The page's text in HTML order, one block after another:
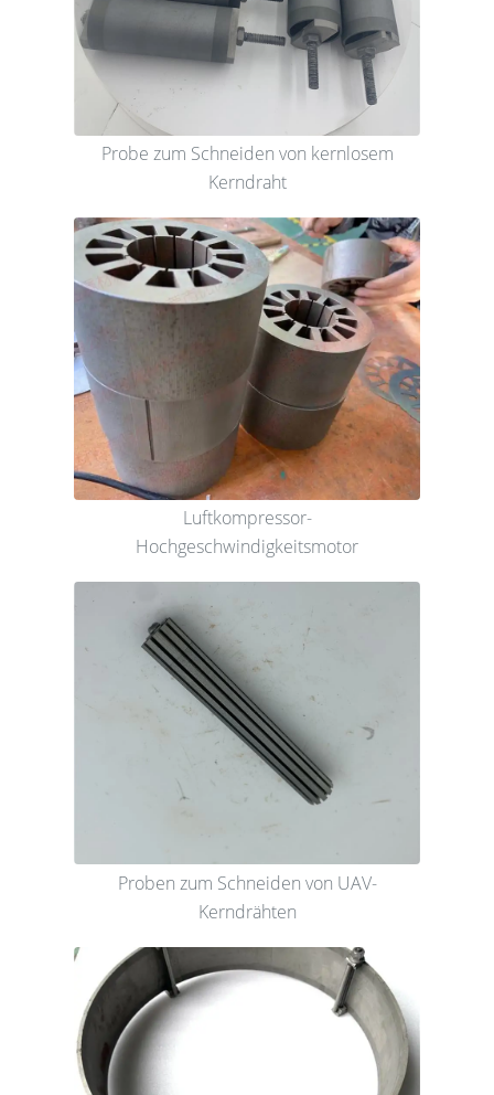
Probe zum Schneiden von kernlosem
Kerndraht
Luftkompressor-
Hochgeschwindigkeitsmotor
Proben zum Schneiden von UAV-
Kerndrähten